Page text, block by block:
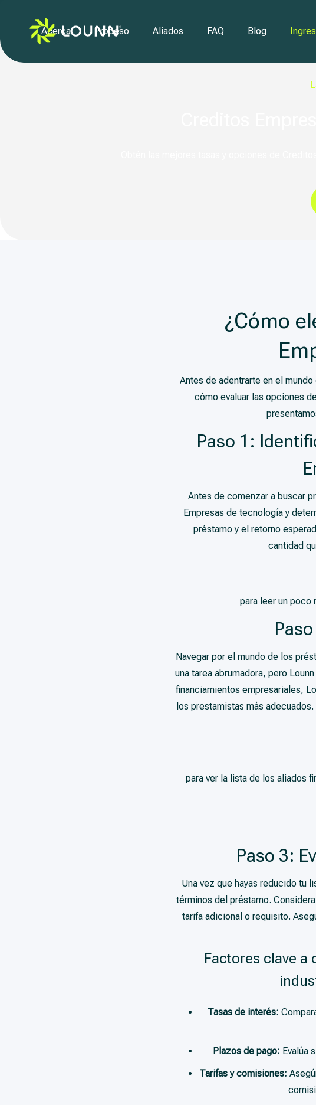
Acerca Proceso Aliados FAQ Blog
¿Cómo
Antes de adentrarte en el
cómo evaluar las opciones
Paso 1:
Antes de comenzar a buscar
Empresas de tecnología y
préstamo y el retorno
cantidad
para leer un poco
Navegar por el mundo de los
una tarea abrumadora, pero
financiamientos empresariales,
los prestamistas más
para ver la lista de los aliados
Paso 3:
Una vez que hayas reducido tu
términos del préstamo.
tarifa adicional o requisito.
Factores clave a
Tasas de interés:
Plazos de pago: Evalúa
Tarifas y comisiones: